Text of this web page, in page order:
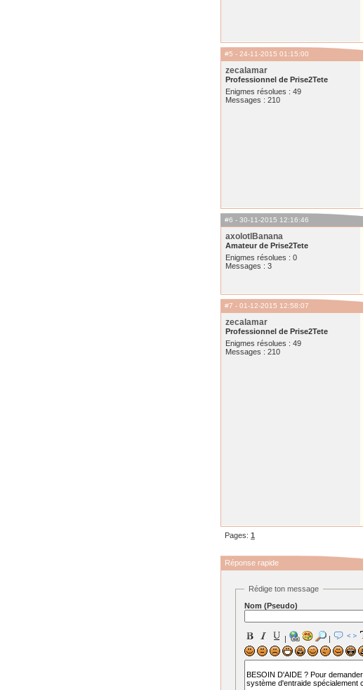
#5 - 24-11-2015 01:15:00
zecalamar
Professionnel de Prise2Tete
Enigmes résolues : 49
Messages : 210
#6 - 30-11-2015 12:16:46
axolotlBanana
Amateur de Prise2Tete
Enigmes résolues : 0
Messages : 3
#7 - 01-12-2015 12:58:07
zecalamar
Professionnel de Prise2Tete
Enigmes résolues : 49
Messages : 210
Pages: 1
Réponse rapide
Rédige ton message
Nom (Pseudo)
| |